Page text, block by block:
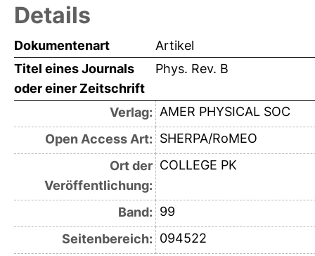
Details
Dokumentenart
Artikel
Titel eines Journals
oder einer Zeitschrift
Phys. Rev. B
Verlag: AMER PHYSICAL SOC
Open Access Art: SHERPA/RoMEO
Ort der
Veröffentlichung:
COLLEGE PK
Band: 99
Seitenbereich: 094522